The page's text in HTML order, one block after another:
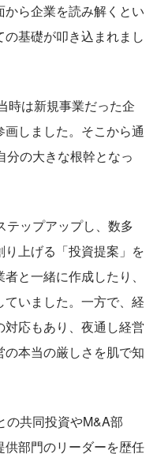
ら企業を読み解くとい
基礎が叩き込まれまし
時は新規事業だった企
しました。そこから通
分の大きな根幹となっ
テップアップし、数多
り上げる「投資提案」を
と一緒に作成したり、
いました。一方で、経
応もあり、夜通し経営
本当の厳しさを肌で知
の共同投資やM&A部
部門のリーダーを歴任